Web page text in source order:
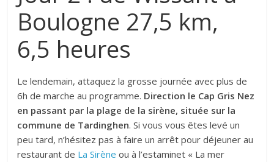
Boulogne 27,5 km,
6,5 heures
Le lendemain, attaquez la grosse journée avec plus de
6h de marche au programme. Direction le Cap Gris Nez
en passant par la plage de la sirène, située sur la
commune de Tardinghen. Si vous vous êtes levé un
peu tard, n’hésitez pas à faire un arrêt pour déjeuner au
restaurant de La Sirène ou à l’estaminet « La mer